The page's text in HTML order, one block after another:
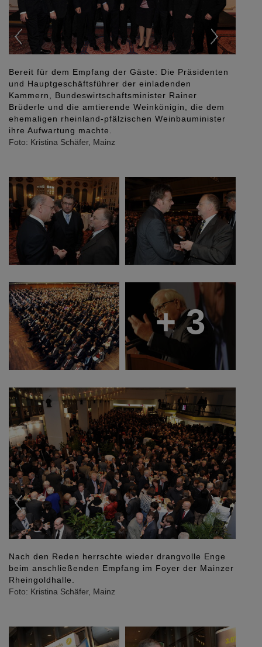
Der Vorstandsvorsitzende der Mainzer Volksbank,
Uwe Abel, im Gespräch mit Dr. Michael Coridaß, dem
Hauptgeschäftsführer der Architektenkammer
Rheinland-Pfalz.
Foto: Kristina Schäfer, Mainz
+ 3
Enge
Dr. Frank Rauda, Bauabteilungsleiter im
Finanzministerium a.D., Kammerpräsident Stefan
Musil und Vizepräsident Ernst Wolfgang Eichler mit
Frau.
Previous